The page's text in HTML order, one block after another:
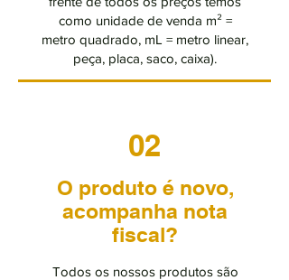
como unidade de venda m² =
metro quadrado, mL = metro linear,
peça, placa, saco, caixa).
02
O produto é novo,
acompanha nota
fiscal?
Todos os nossos produtos são